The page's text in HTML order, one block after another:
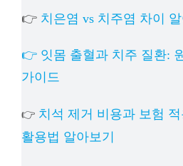
👉 치은염 vs 치주염 차이 알
👉 잇몸 출혈과 치주 질환:
가이드
👉 치석 제거 비용과 보험
활용법 알아보기